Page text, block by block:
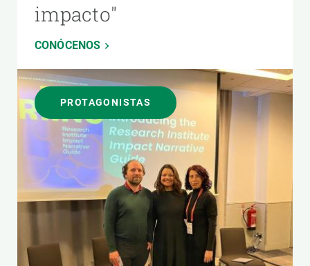
impacto"
CONÓCENOS
PROTAGONISTAS